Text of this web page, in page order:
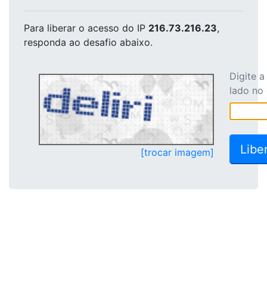
Para liberar o acesso do IP 216.73.216.23,
responda ao desafio abaixo.
[trocar imagem]
Digite
lado no